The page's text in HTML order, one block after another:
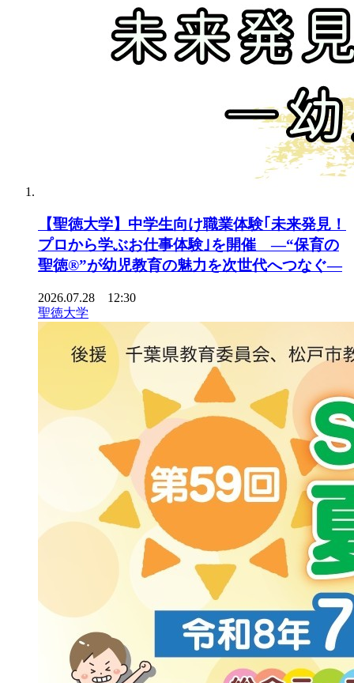
【聖徳大学】中学生向け職業体験｢未来発見！
プロから学ぶお仕事体験｣を開催 ―“保育の
聖徳®”が幼児教育の魅力を次世代へつなぐ―
2026.07.28 12:30
聖徳大学